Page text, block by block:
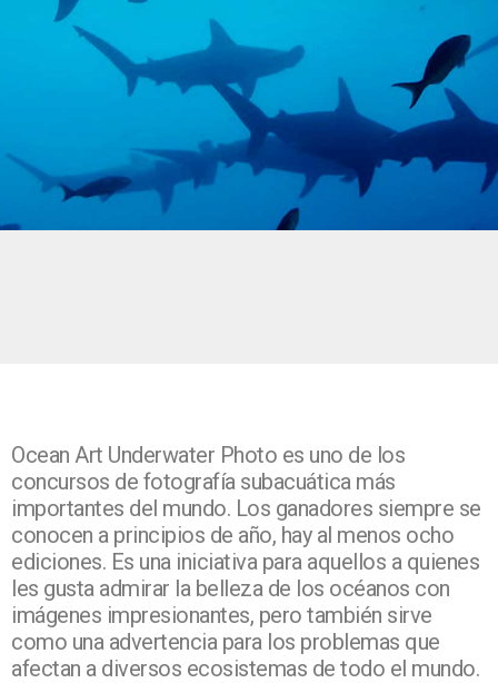
Ocean Art Underwater Photo es uno de los
concursos de fotografía subacuática más
importantes del mundo. Los ganadores siempre se
conocen a principios de año, hay al menos ocho
ediciones. Es una iniciativa para aquellos a quienes
les gusta admirar la belleza de los océanos con
imágenes impresionantes, pero también sirve
como una advertencia para los problemas que
afectan a diversos ecosistemas de todo el mundo.